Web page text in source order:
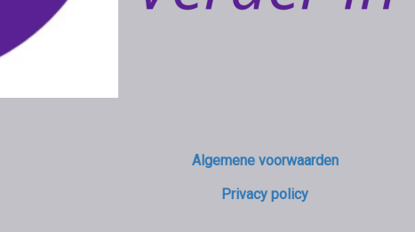
Algemene voorwaarden
Privacy policy